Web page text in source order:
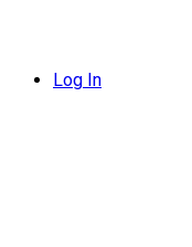
Log In